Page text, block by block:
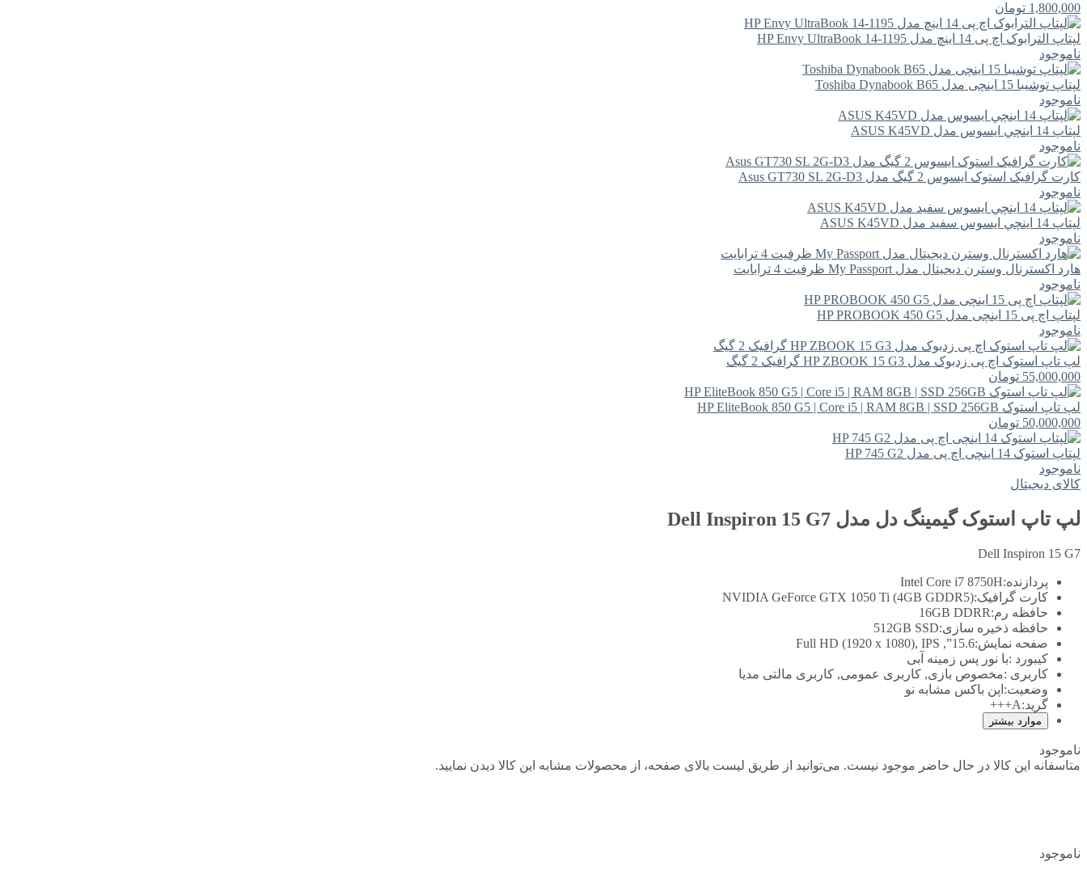
1,800,000 تومان
لپتاپ الترابوک اچ پی 14 اینچ مدل HP Envy UltraBook 14-1195
ناموجود
لپتاپ توشیبا 15 اینچی مدل Toshiba Dynabook B65
ناموجود
لپتاپ 14 اينچي ايسوس مدل ASUS K45VD
ناموجود
کارت گرافیک استوک ایسوس 2 گیگ مدل Asus GT730 SL 2G-D3
ناموجود
لپتاپ 14 اينچي ايسوس سفید مدل ASUS K45VD
ناموجود
هارد اکسترنال وسترن دیجیتال مدل My Passport ظرفیت 4 ترابایت
ناموجود
لپتاپ اچ پی 15 اینچی مدل HP PROBOOK 450 G5
ناموجود
لپ تاپ استوک اچ پی زدبوک مدل HP ZBOOK 15 G3 گرافیک 2 گیگ
55,000,000 تومان
لپ تاپ استوک HP EliteBook 850 G5 | Core i5 | RAM 8GB | SSD 256GB
50,000,000 تومان
لپتاپ استوک 14 اینچی اچ پی مدل HP 745 G2
ناموجود
کالای دیجیتال
لپ تاپ استوک گیمینگ دل مدل Dell Inspiron 15 G7
Dell Inspiron 15 G7
پردازنده:Intel Core i7 8750H
کارت گرافیک:NVIDIA GeForce GTX 1050 Ti (4GB GDDR5)
حافظه رم:16GB DDRR
حافظه ذخیره سازی:512GB SSD
صفحه نمایش:15.6”, Full HD (1920 x 1080), IPS
کیبورد :با نور پس زمینه آبی
کاربری :مخصوص بازی, کاربری عمومی, کاربری مالتی مدیا
وضعیت: اپن باکس مشابه نو
گرید:A+++
موارد بیشتر
ناموجود
متاسفانه این کالا در حال حاضر موجود نیست. می‌توانید از طریق لیست بالای صفحه، از محصولات مشابه این کالا دیدن نمایید.
ناموجود